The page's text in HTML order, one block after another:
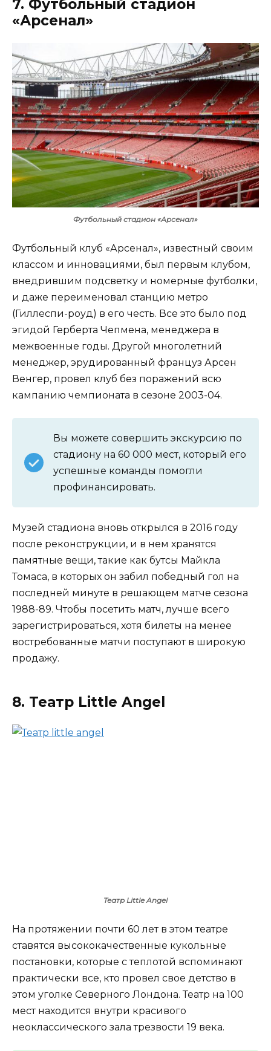
7. Футбольный стадион
«Арсенал»
Футбольный стадион «Арсенал»
Футбольный клуб «Арсенал», известный своим
классом и инновациями, был первым клубом,
внедрившим подсветку и номерные футболки,
и даже переименовал станцию метро
(Гиллеспи-роуд) в его честь. Все это было под
эгидой Герберта Чепмена, менеджера в
межвоенные годы. Другой многолетний
менеджер, эрудированный француз Арсен
Венгер, провел клуб без поражений всю
кампанию чемпионата в сезоне 2003-04.
Вы можете совершить экскурсию по
стадиону на 60 000 мест, который его
успешные команды помогли
профинансировать.
Музей стадиона вновь открылся в 2016 году
после реконструкции, и в нем хранятся
памятные вещи, такие как бутсы Майкла
Томаса, в которых он забил победный гол на
последней минуте в решающем матче сезона
1988-89. Чтобы посетить матч, лучше всего
зарегистрироваться, хотя билеты на менее
востребованные матчи поступают в широкую
продажу.
8. Театр Little Angel
Театр Little Angel
На протяжении почти 60 лет в этом театре
ставятся высококачественные кукольные
постановки, которые с теплотой вспоминают
практически все, кто провел свое детство в
этом уголке Северного Лондона. Театр на 100
мест находится внутри красивого
неоклассического зала трезвости 19 века.